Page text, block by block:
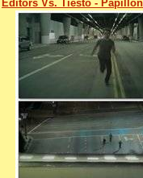
Editors Vs. Tiesto - Papillon